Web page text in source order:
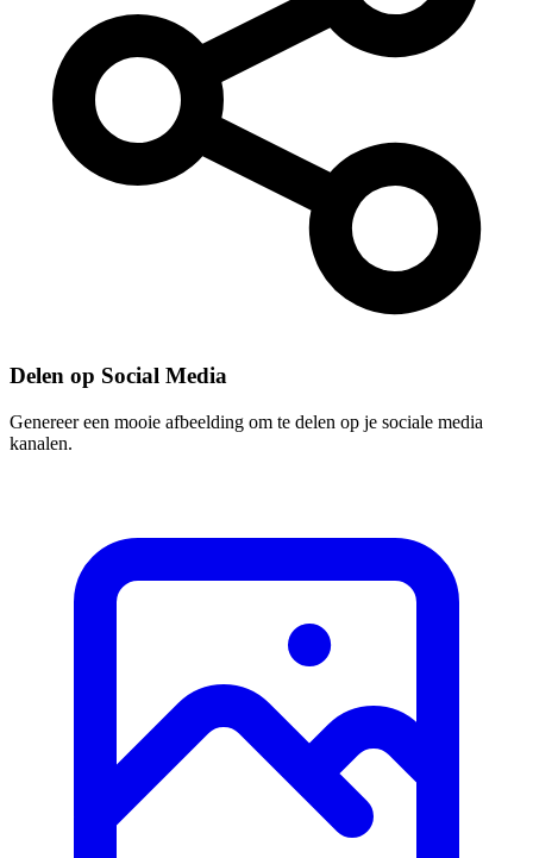
Delen op Social Media
Genereer een mooie afbeelding om te delen op je sociale media
kanalen.